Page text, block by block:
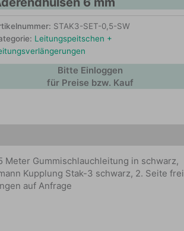
STAK3-SET-0,5-SW
Leitungspeitschen +
Bitte Einloggen
für Preise bzw. Kauf
Gummischlauchleitung in schwarz,
Kupplung Stak-3 schwarz, 2. Seite frei
auf Anfrage